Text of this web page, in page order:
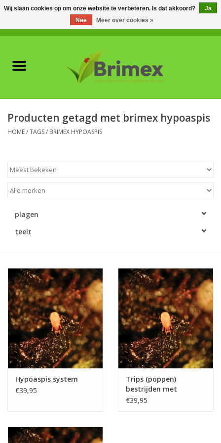
Plagen & Ziekten
Meststoffen en
Monitoring
Brimex kaarten
Vallen
Drukspuiten
Onkruid & Reiniging
Zaden
Producten getagd met brimex hypoaspis
HOME/TAGS/ BRIMEX HYPOASPIS
plagen
teelt
Hypoaspis system
€39,95
Trips (poppen)
bestrijden met
Bodemroofmijt
€39,95
Wij slaan cookies op om onze website te verbeteren. Is dat akkoord?
Ja
Nee
Meer over cookies »